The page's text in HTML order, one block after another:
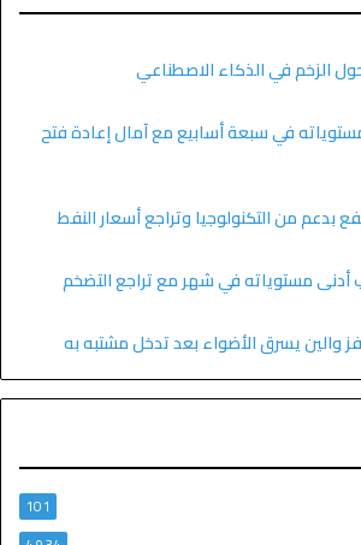
الزخم في الذكاء الاصطناعي
في سبعة أسابيع مع آمال إعادة فتح
بدعم من التكنولوجيا وتراجع أسعار النفط
أدنى مستوياته في شهر مع تراجع التضخم
والين يسرق الأضواء بعد تدخل مشتبه به
101